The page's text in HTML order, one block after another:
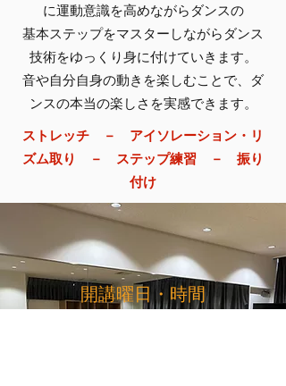
に運動意識を高めながらダンスの
基本ステップをマスターしながらダンス
技術をゆっくり身に付けていきます。
音や自分自身の動きを楽しむことで、ダ
ンスの本当の楽しさを実感できます。
ストレッチ － アイソレーション・リ
ズム取り － ステップ練習 － 振り
付け
開講曜日・時間